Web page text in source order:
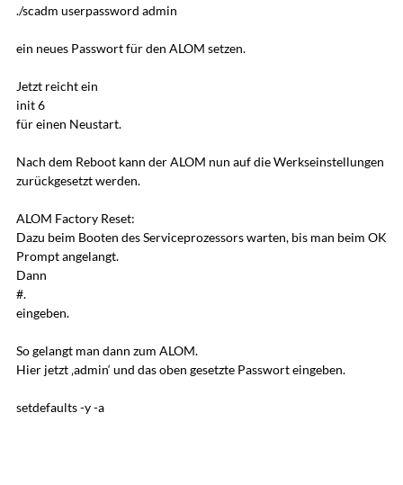
./scadm userpassword admin
ein neues Passwort für den ALOM setzen.
Jetzt reicht ein
init 6
für einen Neustart.
Nach dem Reboot kann der ALOM nun auf die Werkseinstellungen
zurückgesetzt werden.
ALOM Factory Reset:
Dazu beim Booten des Serviceprozessors warten, bis man beim OK
Prompt angelangt.
Dann
#.
eingeben.
So gelangt man dann zum ALOM.
Hier jetzt ‚admin‘ und das oben gesetzte Passwort eingeben.
setdefaults -y -a